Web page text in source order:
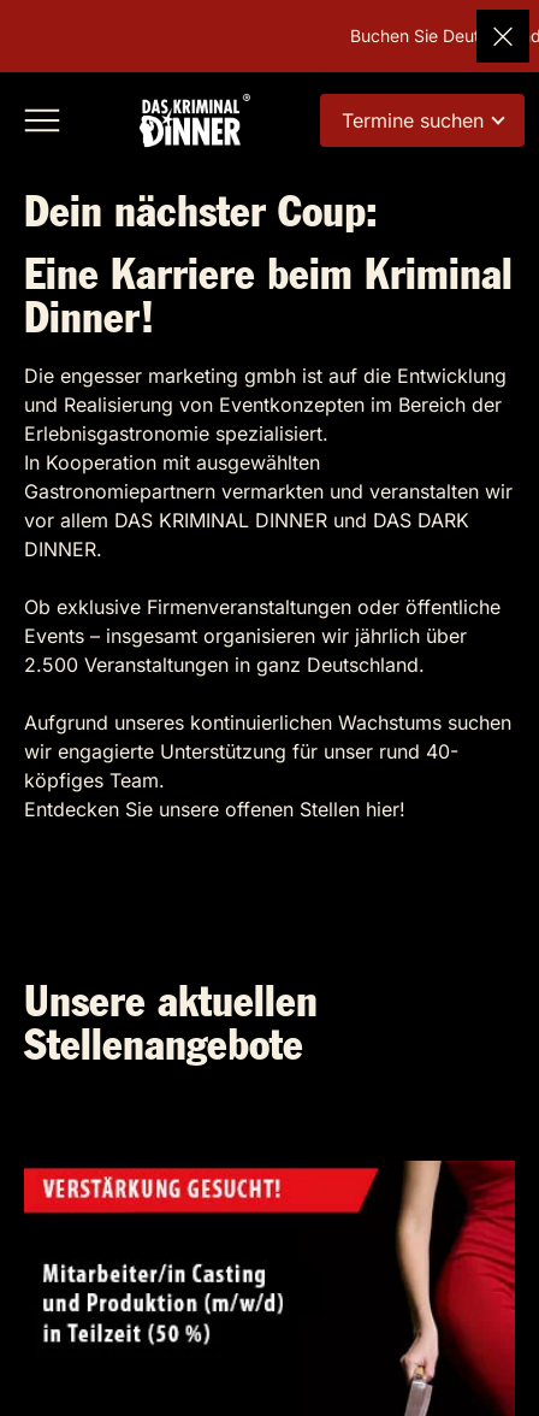
Buchen Sie Deutschlands
Termine suchen
Dein nächster Coup:
Eine Karriere beim Kriminal
Dinner!
Die engesser marketing gmbh ist auf die Entwicklung
und Realisierung von Eventkonzepten im Bereich der
Erlebnisgastronomie spezialisiert.
In Kooperation mit ausgewählten
Gastronomiepartnern vermarkten und veranstalten wir
vor allem DAS KRIMINAL DINNER und DAS DARK
DINNER.
Ob exklusive Firmenveranstaltungen oder öffentliche
Events – insgesamt organisieren wir jährlich über
2.500 Veranstaltungen in ganz Deutschland.
Aufgrund unseres kontinuierlichen Wachstums suchen
wir engagierte Unterstützung für unser rund 40-
köpfiges Team.
Entdecken Sie unsere offenen Stellen hier!
Unsere aktuellen
Stellenangebote